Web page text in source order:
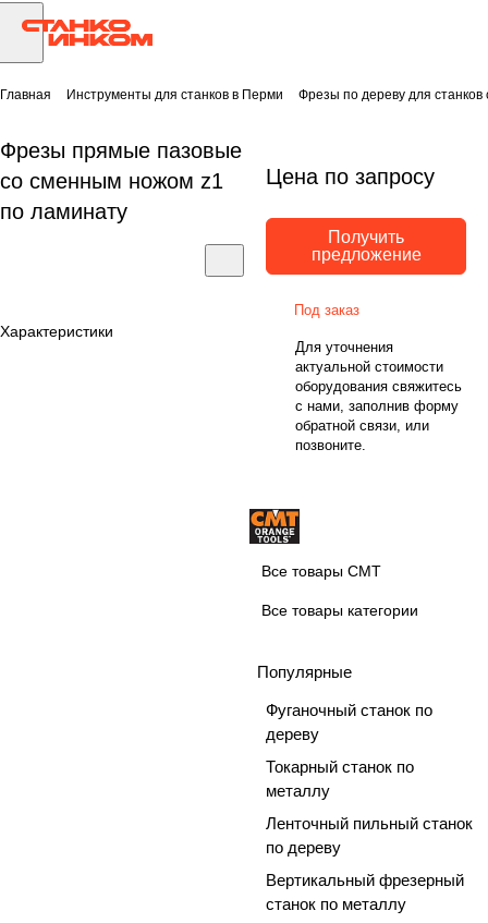
Главная Инструменты для станков в Перми Фрезы по дереву для
Фрезы прямые пазовые
со сменным ножом z1
по ламинату
Характеристики
Цена по запросу
Получить
предложение
Под заказ
Для уточнения
актуальной стоимости
оборудования свяжитесь
с нами, заполнив форму
обратной связи, или
позвоните.
Все товары CMT
Все товары категории
Популярные
Фуганочный станок по
дереву
Токарный станок по
металлу
Ленточный пильный станок
по дереву
Вертикальный фрезерный
станок по металлу